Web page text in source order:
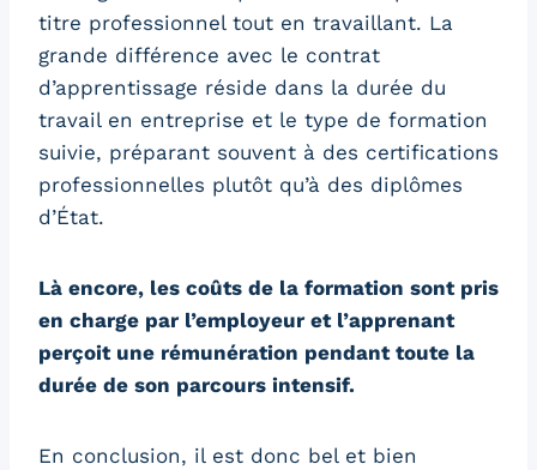
titre professionnel tout en travaillant. La
grande différence avec le contrat
d’apprentissage réside dans la durée du
travail en entreprise et le type de formation
suivie, préparant souvent à des certifications
professionnelles plutôt qu’à des diplômes
d’État.
Là encore, les coûts de la formation sont pris
en charge par l’employeur et l’apprenant
perçoit une rémunération pendant toute la
durée de son parcours intensif.
En conclusion, il est donc bel et bien